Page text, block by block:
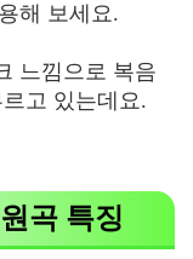
해 보세요.
느낌으로 복음
고 있는데요.
곡 특징